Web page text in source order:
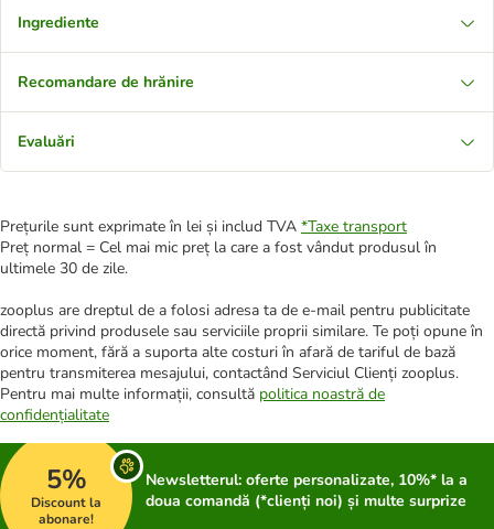
Ingrediente
Recomandare de hrănire
Evaluări
Prețurile sunt exprimate în lei și includ TVA *Taxe transport
Preț normal = Cel mai mic preț la care a fost vândut produsul în
ultimele 30 de zile.
zooplus are dreptul de a folosi adresa ta de e-mail pentru publicitate
directă privind produsele sau serviciile proprii similare. Te poți opune în
orice moment, fără a suporta alte costuri în afară de tariful de bază
pentru transmiterea mesajului, contactând Serviciul Clienți zooplus.
Pentru mai multe informații, consultă politica noastră de
confidențialitate
5%
Discount la
abonare!
Newsletterul: oferte personalizate, 10%* la a
doua comandă (*clienți noi) și multe surprize